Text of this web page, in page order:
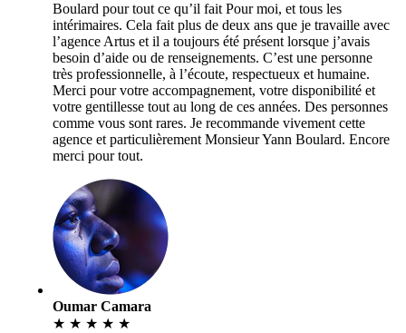
Boulard pour tout ce qu’il fait Pour moi, et tous les
intérimaires. Cela fait plus de deux ans que je travaille avec
l’agence Artus et il a toujours été présent lorsque j’avais
besoin d’aide ou de renseignements. C’est une personne
très professionnelle, à l’écoute, respectueux et humaine.
Merci pour votre accompagnement, votre disponibilité et
votre gentillesse tout au long de ces années. Des personnes
comme vous sont rares. Je recommande vivement cette
agence et particulièrement Monsieur Yann Boulard. Encore
merci pour tout.
Oumar Camara
★ ★ ★ ★ ★